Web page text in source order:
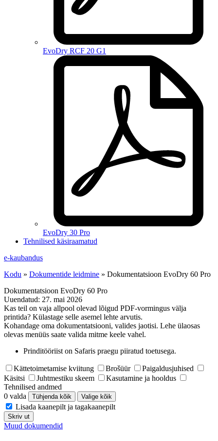
EvoDry RCF 20 G1
EvoDry 30 Pro
Tehnilised käsiraamatud
e-kaubandus
Kodu » Dokumentide leidmine » Dokumentatsioon EvoDry 60 Pro
Dokumentatsioon EvoDry 60 Pro
Uuendatud: 27. mai 2026
Kas teil on vaja allpool olevad lõigud PDF-vormingus välja
printida? Külastage selle asemel lehte arvutis.
Kohandage oma dokumentatsiooni, valides jaotisi. Lehe ülaosas
olevas menüüs saate valida mitme keele vahel.
Prinditööriist on Safaris praegu piiratud toetusega.
Kättetoimetamise kviitung Brošüür
Paigaldusjuhised
Käsitsi
Juhtmestiku skeem
Kasutamine ja hooldus
Tehnilised andmed
0 valda
Tühjenda kõik Valige kõik
Lisada kaanepilt ja tagakaanepilt
Skriv ut
Muud dokumendid